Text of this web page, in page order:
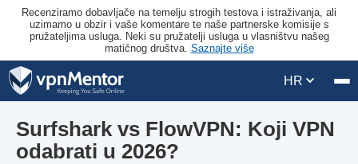
Recenziramo dobavljače na temelju strogih testova i istraživanja, ali
uzimamo u obzir i vaše komentare te naše partnerske komisije s
pružateljima usluga. Neki su pružatelji usluga u vlasništvu našeg
matičnog društva. Saznajte više
HR
Surfshark vs FlowVPN: Koji VPN
odabrati u 2026?